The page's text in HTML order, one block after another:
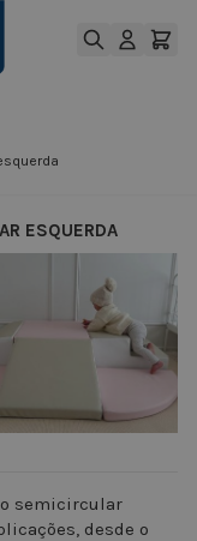
ESQUERDA
semicircular
desde o